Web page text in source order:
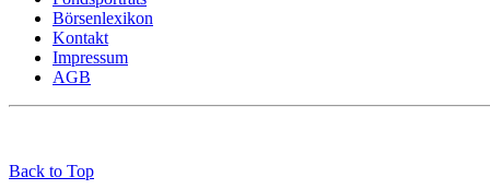
Börsenlexikon
Kontakt
Impressum
AGB
Back to Top